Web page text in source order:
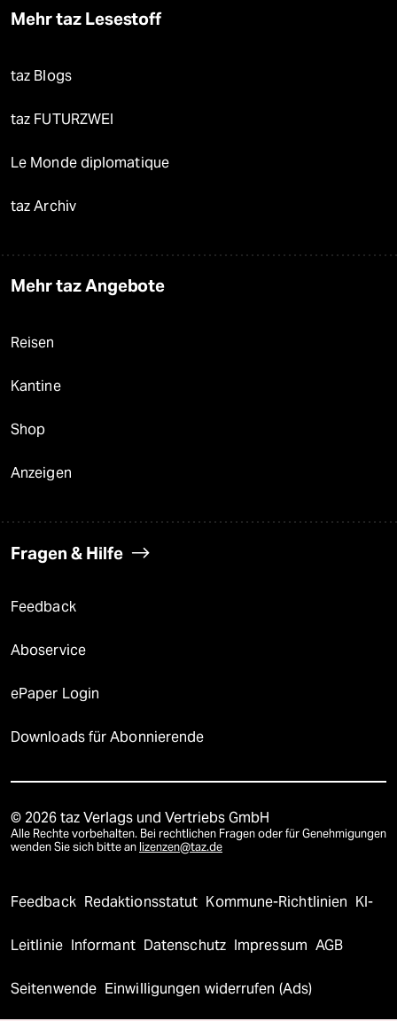
Mehr taz Lesestoff
taz Blogs
taz FUTURZWEI
Le Monde diplomatique
taz Archiv
Mehr taz Angebote
Reisen
Kantine
Shop
Anzeigen
Fragen & Hilfe
Feedback
Aboservice
ePaper Login
Downloads für Abonnierende
© 2026 taz Verlags und Vertriebs GmbH
Alle Rechte vorbehalten. Bei rechtlichen Fragen oder für Genehmigungen
wenden Sie sich bitte an lizenzen@taz.de
Feedback Redaktionsstatut Kommune-Richtlinien KI-
Leitlinie Informant Datenschutz Impressum AGB
Seitenwende Einwilligungen widerrufen (Ads)